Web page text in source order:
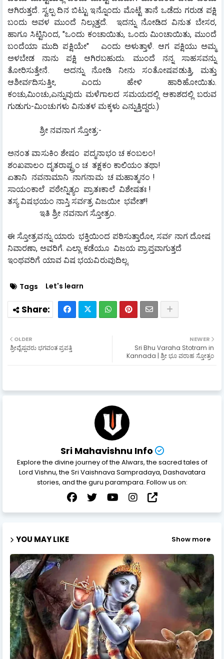
ಆಗಿರುತ್ತದೆ. ಸ್ವಲ್ಪ ದಿನ ಬಿಟ್ಟು ಇನ್ನೊಂದು ಮೊಟ್ಟೆ ತಾನೆ ಒಡೆದು ಗರುಡ ಪಕ್ಷಿ
ಬಂದು ಅವಳ ಮುಂದೆ ನಿಲ್ಲುತ್ತದೆ.  ಇದನ್ನು ನೋಡಿದ ವಿನುತ ಬೇಸರ,
ಹಾಗೂ ಸಿಟ್ಟಿನಿಂದ, "ಒಂದು ಕಂಚಾಯಿತು, ಒಂದು ಮಿಂಚಾಯಿತು, ಮುಂದೆ
ಬಂದೆಯಾ ಮುದಿ ಪಕ್ಷಿಯೇ"   ಎಂದು ಅಳುತ್ತಾಳೆ. ಆಗ ಪಕ್ಷಿಯು ಅಮ್ಮ
ಅಳಬೇಡ ನಾನು ಪಕ್ಷಿ ಆಗಿರಬಹುದು. ಮುಂದೆ ನನ್ನ ಸಾಹಸವನ್ನು
ತೋರಿಸುತ್ತೇನೆ.  ಅದನ್ನು ನೋಡಿ ನೀನು ಸಂತೋಷಪಡುತ್ತಿ, ಮತ್ತು
ಆಶೀರ್ವದಿಸುತ್ತೀ, ಎಂದು ಹೇಳಿ ಹಾರಿಹೋಯಿತು.
ಕಂಚು,ಮಿಂಚು,ಎನ್ನುವುದು ಮಳೆಗಾಲದ ಸಮಯದಲ್ಲಿ ಆಕಾಶದಲ್ಲಿ ಬರುವ
ಗುಡುಗು-ಮಿಂಚುಗಳು ವಿನುತಳ ಮಕ್ಕಳು ಎನ್ನುತ್ತಿದ್ದರು.)
          	ಶ್ರೀ ನವನಾಗ ಸ್ತೋತ್ರ:-
ಅನಂತ ವಾಸುಕಿಂ ಶೇಷಂ  ಪದ್ಮನಾಭಂ ಚ ಕಂಬಲಂ!
ಶಂಖಪಾಲಂ ದೃತರಾಷ್ಟ್ರಂ ಚ  ತಕ್ಷಕಂ ಕಾಲಿಯಂ ತಥಾ!
ಏತಾನಿ  ನವನಾಮಾನಿ  ನಾಗನಾಮ  ಚ ಮಹಾತ್ಮನಂ !
ಸಾಯಂಕಾಲೆ  ಪಠೇನ್ನಿತ್ಯಂ  ಪ್ರಾತಃಕಾಲೆ  ವಿಶೇಷತಃ !
ತಸ್ಯ ವಿಷಭಯಂ ನಾಸ್ತಿ ಸರ್ವತ್ರ ವಿಜಯೀ  ಭವೇತ್!
        	ಇತಿ ಶ್ರೀ ನವನಾಗ ಸ್ತೋತ್ರಂ.
ಈ ಸ್ತೋತ್ರವನ್ನು ಯಾರು  ಭಕ್ತಿಯಿಂದ ಪಠಿಸುತ್ತಾರೋ, ಸರ್ವ ನಾಗ ದೋಷ
ನಿವಾರಣಾ, ಅವರಿಗೆ. ಎಲ್ಲಾ ಕಡೆಯೂ  ವಿಜಯ ಪ್ರಾಪ್ತವಾಗುತ್ತದೆ
ಇಂಥವರಿಗೆ ಯಾವ ವಿಷ ಭಯವಿರುವುದಿಲ್ಲ.
Tags Let's learn
NEWER
Sri Bhu Varaha Stotram in
Kannada | ಶ್ರೀ ಭೂ ವರಾಹ ಸ್ತೋತ್ರಂ
OLDER
ಶ್ರೀವೈಷ್ಣವರು ಭಗವಂತ ಪ್ರಪತ್ತಿ
Sri Mahavishnu Info
Explore the divine journey of the Alwars, the sacred tales of
Lord Vishnu, the Sri Vaishnava Sampradaya, Dashavatara
stories, and the guru parampara. Follow us on:
YOU MAY LIKE Show more